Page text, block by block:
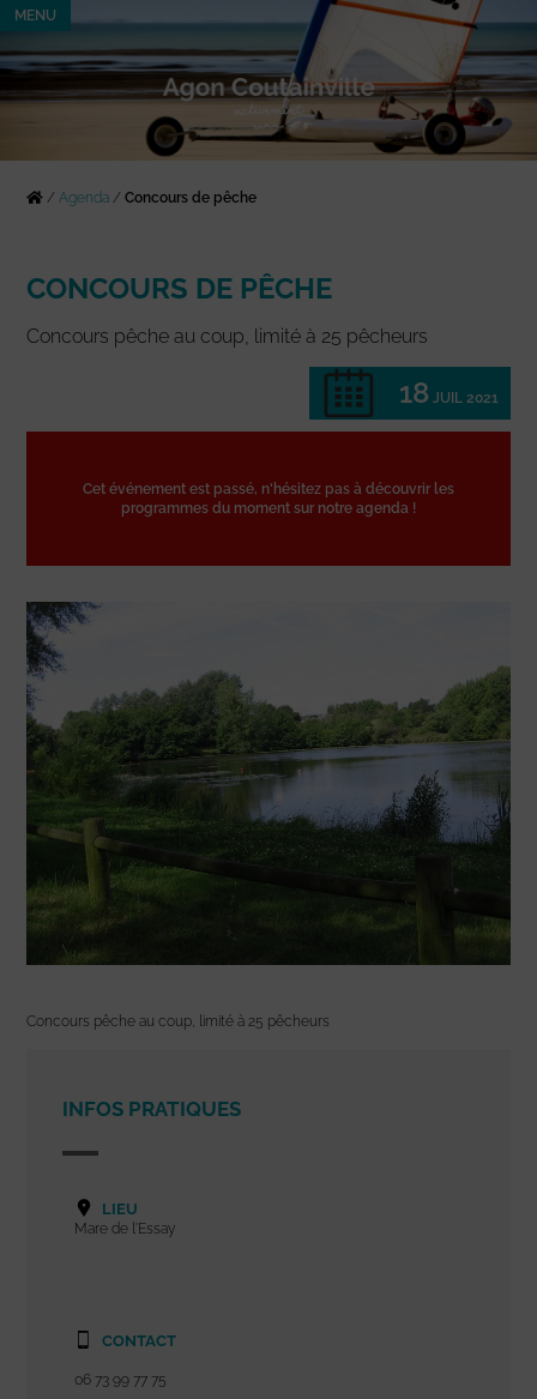
MENU
/Agenda /Concours de pêche
CONCOURS DE PÊCHE
Concours pêche au coup, limité à 25 pêcheurs
18 JUIL 2021
Cet événement est passé, n'hésitez pas à découvrir les
programmes du moment sur notre agenda !
Concours pêche au coup, limité à 25 pêcheurs
INFOS PRATIQUES
LIEU
Mare de l'Essay
CONTACT
06 73 99 77 75